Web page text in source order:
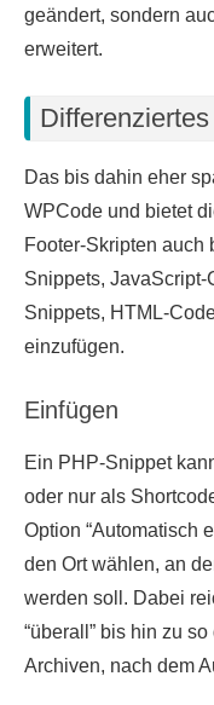
geändert, sondern
erweitert.
Das bis dahin eher
WPCode und bietet
Footer-Skripten auch
Snippets,
Snippets, HTML-
einzufügen.
Einfügen
Ein PHP-Snippet
oder nur als
Option “Automatisch
den Ort wählen, an
werden soll. Dabei
“überall” bis hin zu
Archiven, nach dem